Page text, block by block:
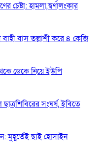
হামলা,স্বর্ণালংকার
বাহী বাস তল্লাশী করে ৪ কেজি
ডেকে নিয়ে ইউপি
সংঘর্ষ, ইবিতে
মুহূর্তেই ছাই হোসাইন